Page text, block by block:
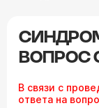
ВОПРОС
В связи с
ответа на